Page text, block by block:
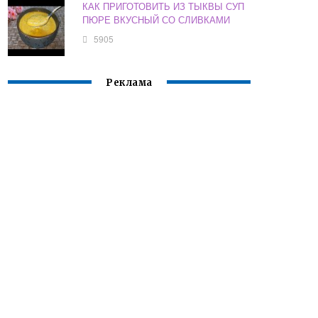
КАК ПРИГОТОВИТЬ ИЗ ТЫКВЫ СУП
ПЮРЕ ВКУСНЫЙ СО СЛИВКАМИ
5905
Реклама